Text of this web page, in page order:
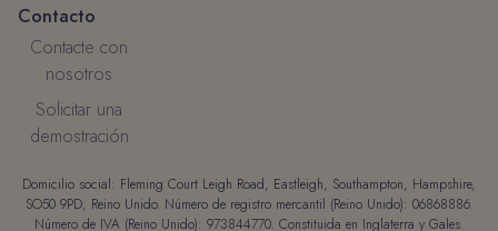
Contacto
Contacte con
nosotros
Solicitar una
demostración
Domicilio social: Fleming Court Leigh Road, Eastleigh, Southampton, Hampshire,
SO50 9PD, Reino Unido. Número de registro mercantil (Reino Unido): 06868886.
Número de IVA (Reino Unido): 973844770. Constituida en Inglaterra y Gales.